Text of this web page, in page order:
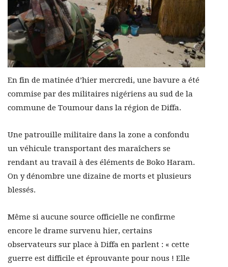
En fin de matinée d’hier mercredi, une bavure a été
commise par des militaires nigériens au sud de la
commune de Toumour dans la région de Diffa.
Une patrouille militaire dans la zone a confondu
un véhicule transportant des maraîchers se
rendant au travail à des éléments de Boko Haram.
On y dénombre une dizaine de morts et plusieurs
blessés.
Même si aucune source officielle ne confirme
encore le drame survenu hier, certains
observateurs sur place à Diffa en parlent : « cette
guerre est difficile et éprouvante pour nous ! Elle